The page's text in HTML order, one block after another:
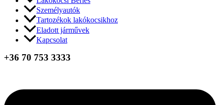
Személyautók
Tartozékok lakókocsikhoz
Eladott járművek
Kapcsolat
+36 70 753 3333